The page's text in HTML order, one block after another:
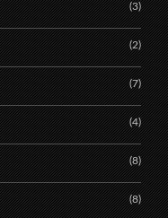
(3)
(2)
(7)
(4)
(8)
(8)